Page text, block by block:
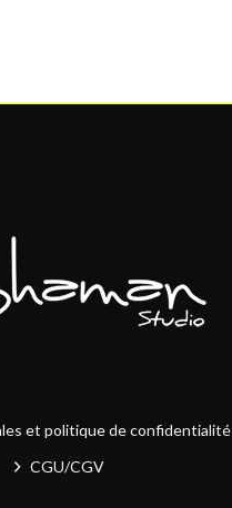
et politique de confidentialité
CGU/CGV